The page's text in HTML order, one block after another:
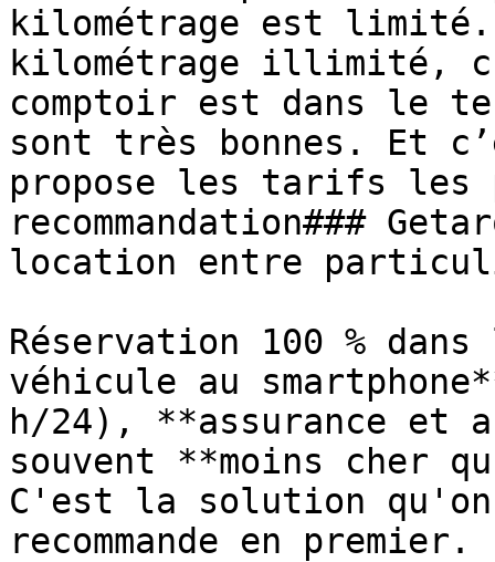
kilométrage est limité.
kilométrage illimité,
comptoir est dans le
sont très bonnes. Et
propose les tarifs les
recommandation###
location entre
Réservation 100 %
véhicule au
h/24), **assurance et
souvent **moins cher
C'est la solution
recommande en premier.